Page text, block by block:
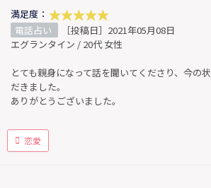
満足度：
電話占い
［投稿日］2021年05月08日
エグランタイン / 20代 女性
とても親身になって話を聞いてくださり、今の
だきました。
ありがとうございました。
恋愛